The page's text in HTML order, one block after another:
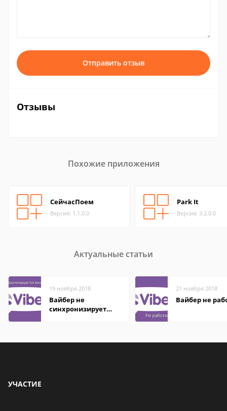
Отправить отзыв
Отзывы
Похожие приложения
СейчасПоем
Версия: 1.1.0.0
Park It
Версия: 3.2.0.0
Актуальные статьи
19 ноября 2018
Вайбер не
синхронизирует
21 ноября 2018
Вайбер не
УЧАСТИЕ